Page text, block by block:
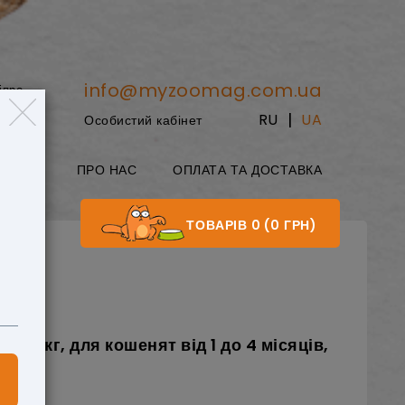
info@myzoomag.com.ua
Особистий кабінет RU | UA
ПРО НАС ОПЛАТА ТА ДОСТАВКА
ТОВАРІВ 0 (0 ГРН)
10 кг, для кошенят від 1 до 4 місяців,